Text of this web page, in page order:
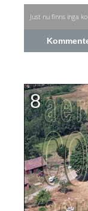
Just nu finns inga
8